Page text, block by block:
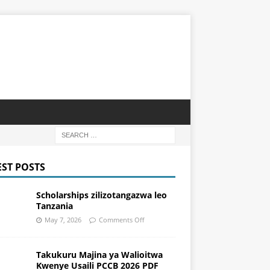
POSTS
Scholarships zilizotangazwa leo
Tanzania
May 7, 2026 Comments Off
Takukuru Majina ya Walioitwa
Kwenye Usaili PCCB 2026 PDF